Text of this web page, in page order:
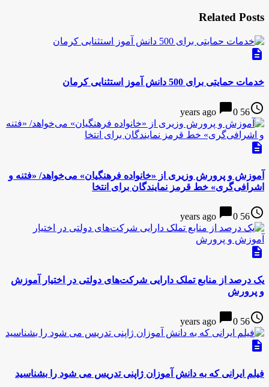
Related Posts
description
خدمات حمایتی برای 500 دانش آموز استثنایی کرمان
access_time
56 years ago
chat_bubble0
description
آموزش و پرورش وزیری از «خانواده فرهنگیان» می‌خواهد/ «فتنه و
اشرافی‌گری» خط قرمز نمایندگان برای انتخا
access_time
56 years ago
chat_bubble0
description
یک درصد از منابع تملک دارایی شرکت‌های دولتی در اختیار آموزش
و پرورش
access_time
56 years ago
chat_bubble0
description
فیلم ایرانی که به دانش آموزان ژاپنی تدریس می شود را بشناسید